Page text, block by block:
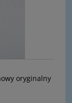
oryginalny